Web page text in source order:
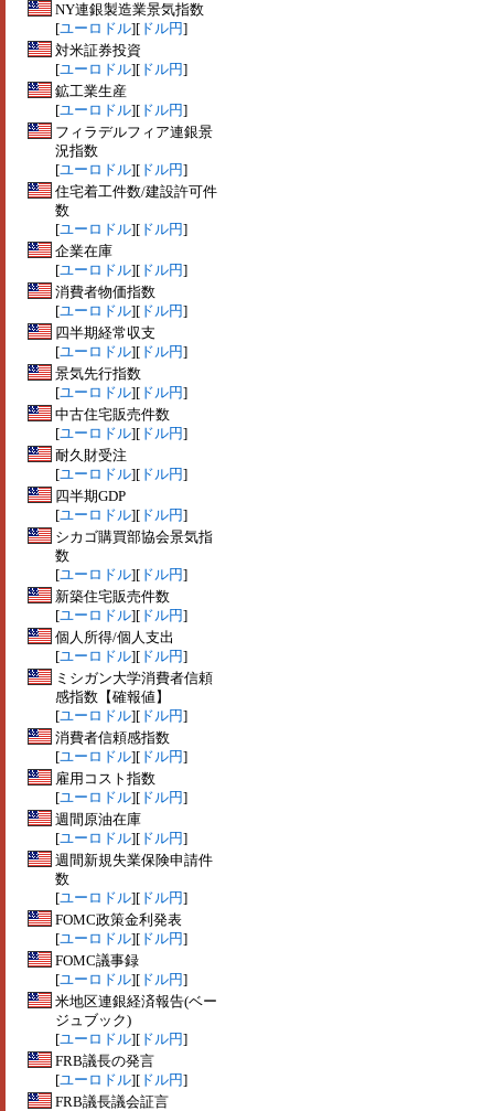
NY連銀製造業景気指数
[ユーロドル][ ドル円]
対米証券投資
[ユーロドル][ ドル円]
鉱工業生産
[ユーロドル][ ドル円]
フィラデルフィア連銀景
況指数
[ユーロドル][ ドル円]
住宅着工件数/建設許可件
数
[ユーロドル][ ドル円]
企業在庫
[ユーロドル][ ドル円]
消費者物価指数
[ユーロドル][ ドル円]
四半期経常収支
[ユーロドル][ ドル円]
景気先行指数
[ユーロドル][ ドル円]
中古住宅販売件数
[ユーロドル][ ドル円]
耐久財受注
[ユーロドル][ ドル円]
四半期GDP
[ユーロドル][ ドル円]
シカゴ購買部協会景気指
数
[ユーロドル][ ドル円]
新築住宅販売件数
[ユーロドル][ ドル円]
個人所得/個人支出
[ユーロドル][ ドル円]
ミシガン大学消費者信頼
感指数【確報値】
[ユーロドル][ ドル円]
消費者信頼感指数
[ユーロドル][ ドル円]
雇用コスト指数
[ユーロドル][ ドル円]
週間原油在庫
[ユーロドル][ ドル円]
週間新規失業保険申請件
数
[ユーロドル][ ドル円]
FOMC政策金利発表
[ユーロドル][ ドル円]
FOMC議事録
[ユーロドル][ ドル円]
米地区連銀経済報告(ベー
ジュブック)
[ユーロドル][ ドル円]
FRB議長の発言
[ユーロドル][ ドル円]
FRB議長議会証言